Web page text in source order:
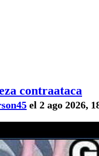
contraataca
el 2 ago 2026,